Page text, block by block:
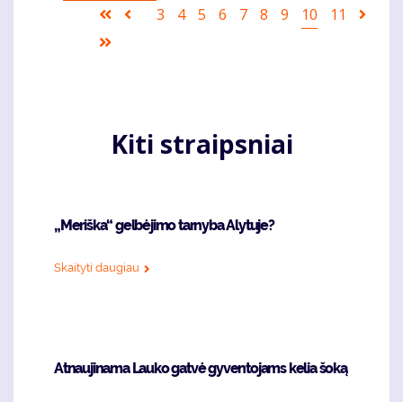
Pagination
First Ankstesnis
Puslapis
3 Puslapis
4 Puslapis
5 Puslapis
6 Puslapis
7 Puslapis
8 Puslapis
9
Current
10 Puslapis
11
Kiti straipsniai
„Meriška“ gelbėjimo tarnyba Alytuje?
Skaityti daugiau
Atnaujinama Lauko gatvė gyventojams kelia šoką